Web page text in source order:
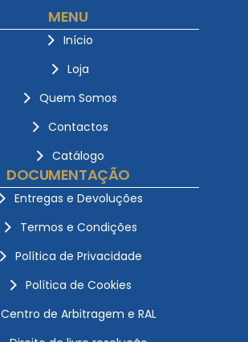
MENU
Início
Loja
Quem Somos
Contactos
Catálogo
DOCUMENTAÇÃO
Entregas e Devoluções
Termos e Condições
Política de Privacidade
Política de Cookies
Centro de Arbitragem e RAL